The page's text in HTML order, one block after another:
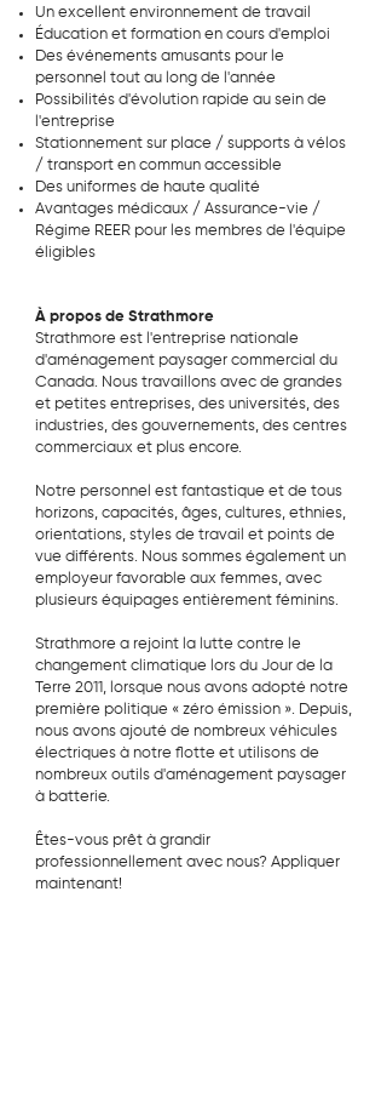
Un excellent environnement de travail
Éducation et formation en cours d'emploi
Des événements amusants pour le
personnel tout au long de l'année
Possibilités d'évolution rapide au sein de
l'entreprise
Stationnement sur place / supports à vélos
/ transport en commun accessible
Des uniformes de haute qualité
Avantages médicaux / Assurance-vie /
Régime REER pour les membres de l'équipe
éligibles
À propos de Strathmore
Strathmore est l'entreprise nationale
d'aménagement paysager commercial du
Canada. Nous travaillons avec de grandes
et petites entreprises, des universités, des
industries, des gouvernements, des centres
commerciaux et plus encore.
Notre personnel est fantastique et de tous
horizons, capacités, âges, cultures, ethnies,
orientations, styles de travail et points de
vue différents. Nous sommes également un
employeur favorable aux femmes, avec
plusieurs équipages entièrement féminins.
Strathmore a rejoint la lutte contre le
changement climatique lors du Jour de la
Terre 2011, lorsque nous avons adopté notre
première politique « zéro émission ». Depuis,
nous avons ajouté de nombreux véhicules
électriques à notre flotte et utilisons de
nombreux outils d'aménagement paysager
à batterie.
Êtes-vous prêt à grandir
professionnellement avec nous? Appliquer
maintenant!